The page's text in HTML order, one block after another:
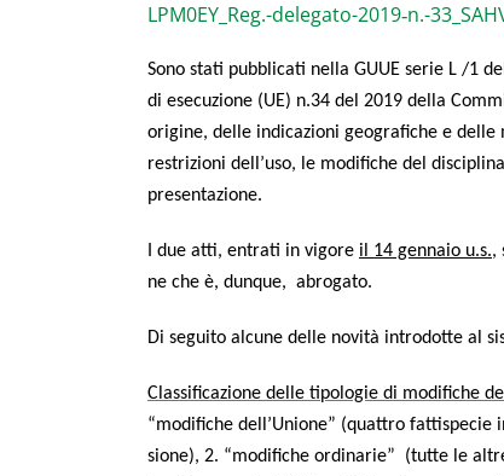
LPM0EY_Reg.-delegato-2019‑n.-
Sono sta­ti pub­bli­ca­ti nel­la GUUE serie L /1
di ese­cu­zio­ne (UE) n.34 del 2019 del­la
ori­gi­ne, del­le indi­ca­zio­ni geo­gra­fi­che e
restri­zio­ni dell’uso, le modi­fi­che del
presentazione.
I due atti, entra­ti in vigo­re il 14 gen­na­io u.s.,
ne che è, dun­que, abrogato.
Di segui­to alcu­ne del­le novi­tà intro­dot­te al
Clas­si­fi­ca­zio­ne del­le tipo­lo­gie di modi­fi­che
“modi­fi­che dell’Unione” (quat­tro
sio­ne), 2. “modi­fi­che ordi­na­rie” (tut­te le